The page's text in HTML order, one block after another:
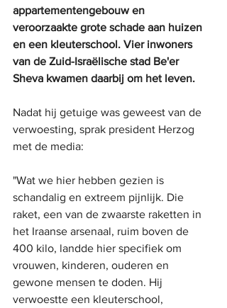
appartementengebouw en
veroorzaakte grote schade aan huizen
en een kleuterschool. Vier inwoners
van de Zuid-Israëlische stad Be'er
Sheva kwamen daarbij om het leven.
Nadat hij getuige was geweest van de
verwoesting, sprak president Herzog
met de media:
"Wat we hier hebben gezien is
schandalig en extreem pijnlijk. Die
raket, een van de zwaarste raketten in
het Iraanse arsenaal, ruim boven de
400 kilo, landde hier specifiek om
vrouwen, kinderen, ouderen en
gewone mensen te doden. Hij
verwoestte een kleuterschool,